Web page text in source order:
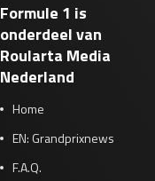
Formule 1 is
onderdeel van
Roularta Media
Nederland
Home
EN: Grandprixnews
F.A.Q.